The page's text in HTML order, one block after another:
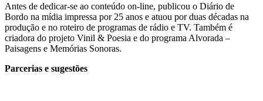
Antes de dedicar-se ao conteúdo on-line, publicou o Diário de
Bordo na mídia impressa por 25 anos e atuou por duas décadas na
produção e no roteiro de programas de rádio e TV. Também é
criadora do projeto Vinil & Poesia e do programa Alvorada –
Paisagens e Memórias Sonoras.
Parcerias e sugestões